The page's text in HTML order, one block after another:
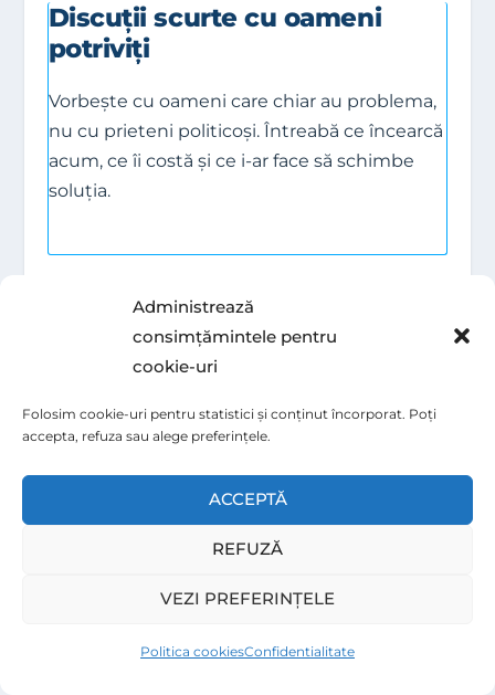
Administrează
consimțămintele pentru
cookie-uri
Folosim cookie-uri pentru statistici și conținut încorporat. Poți
accepta, refuza sau alege preferințele.
ACCEPTĂ
REFUZĂ
VEZI PREFERINȚELE
Politica cookiesConfidentialitate
Discuții scurte cu oameni
potriviți
Vorbește cu oameni care chiar au problema,
nu cu prieteni politicoși. Întreabă ce încearcă
acum, ce îi costă și ce i-ar face să schimbe
soluția.
Test de ofertă
Fă o pagină simplă, un mesaj clar sau o
propunere directă. Vezi dacă există reacție:
răspunsuri, programări, cereri sau comenzi.
Versiune minimă
Nu construi tot produsul. Poți testa printr-un
serviciu manual, un pilot, o listă de așteptare,